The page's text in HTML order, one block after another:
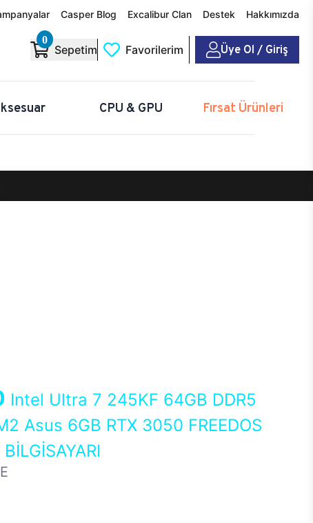
Casper Blog Excalibur Clan Destek Hakkımızda
0
Sepetim Favorilerim Üye Ol / Giriş
CPU & GPU Fırsat Ürünleri
Intel Ultra 7 245KF 64GB DDR5
Asus 6GB RTX 3050 FREEDOS